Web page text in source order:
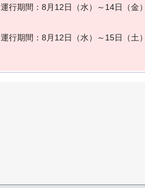
運行期間 ： 8 月 1 2日 （水） ～ 14日 （金）
運行期間 ： 8 月 1 2日 （水） ～ 15日 （土）